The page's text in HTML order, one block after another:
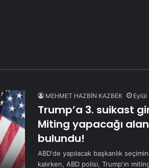
MEHMET HAZBİN KAZBEK Eylül
Trump’a 3. suikast
Miting yapacağı
bulundu!
ABD'de yapılacak başkanlık
kalırken, ABD polisi, Trump'ın